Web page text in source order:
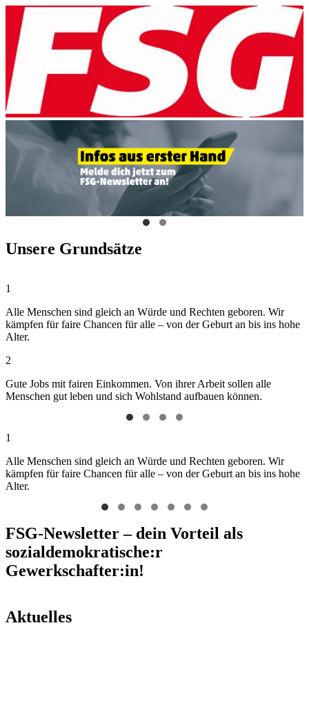
Unsere Grundsätze
1
Alle Menschen sind gleich an Würde und Rechten geboren. Wir
kämpfen für faire Chancen für alle – von der Geburt an bis ins hohe
Alter.
2
Gute Jobs mit fairen Einkommen. Von ihrer Arbeit sollen alle
Menschen gut leben und sich Wohlstand aufbauen können.
1
Alle Menschen sind gleich an Würde und Rechten geboren. Wir
kämpfen für faire Chancen für alle – von der Geburt an bis ins hohe
Alter.
FSG-Newsletter – dein Vorteil als
sozialdemokratische:r
Gewerkschafter:in!
Aktuelles